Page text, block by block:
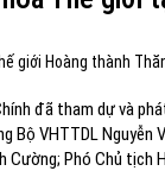
giới Hoàng thành
đã tham dự và
Bộ VHTTDL
Phó Chủ tịch